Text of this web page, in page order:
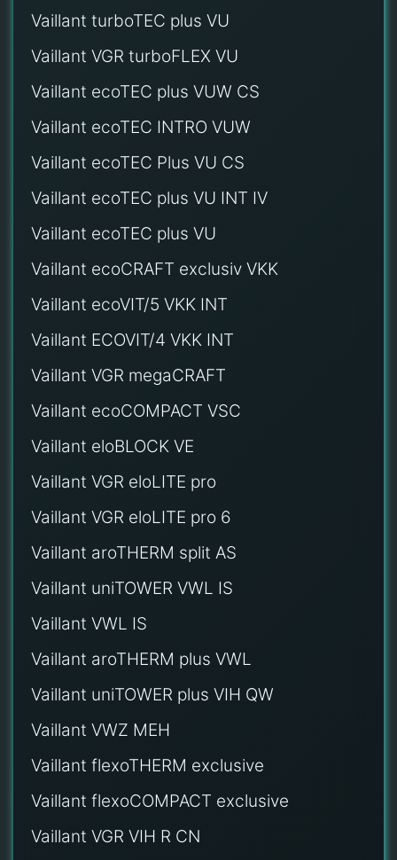
Vaillant turboTEC plus VU
Vaillant VGR turboFLEX VU
Vaillant ecoTEC plus VUW CS
Vaillant ecoTEC INTRO VUW
Vaillant ecoTEC Plus VU CS
Vaillant ecoTEC plus VU INT IV
Vaillant ecoTEC plus VU
Vaillant ecoCRAFT exclusiv VKK
Vaillant ecoVIT/5 VKK INT
Vaillant ECOVIT/4 VKK INT
Vaillant VGR megaCRAFT
Vaillant ecoCOMPACT VSC
Vaillant eloBLOCK VE
Vaillant VGR eloLITE pro
Vaillant VGR eloLITE pro 6
Vaillant aroTHERM split AS
Vaillant uniTOWER VWL IS
Vaillant VWL IS
Vaillant aroTHERM plus VWL
Vaillant uniTOWER plus VIH QW
Vaillant VWZ MEH
Vaillant flexoTHERM exclusive
Vaillant flexoCOMPACT exclusive
Vaillant VGR VIH R CN